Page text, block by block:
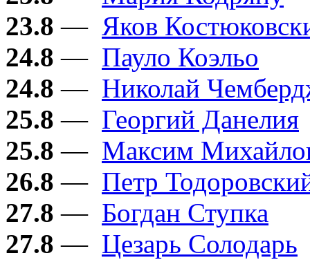
23.8 — Яков
24.8 — Пауло Коэльо
24.8 — Николай
25.8 — Георгий Данелия
25.8 — Максим
26.8 — Петр
27.8 — Богдан Ступка
27.8 — Цезарь Солодарь